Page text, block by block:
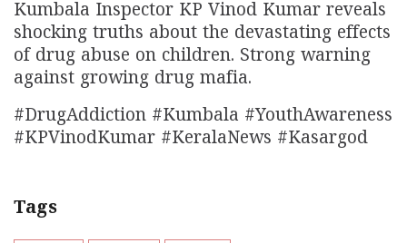
Kumbala Inspector KP Vinod Kumar reveals
shocking truths about the devastating effects
of drug abuse on children. Strong warning
against growing drug mafia.
#DrugAddiction #Kumbala #YouthAwareness
#KPVinodKumar #KeralaNews #Kasargod
Tags